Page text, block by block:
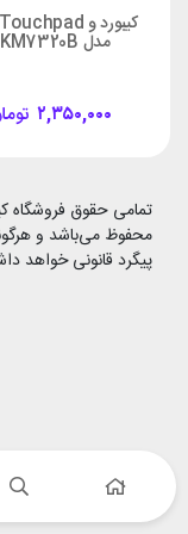
مدل TKM7320B
۲,۳۵۰,۰۰۰
محفوظ می‌باشد و
پیگرد قانونی خواهد